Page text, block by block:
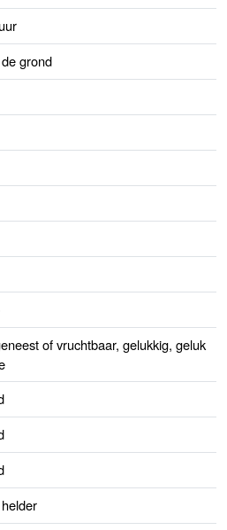
grond
of vruchtbaar, gelukkig, geluk